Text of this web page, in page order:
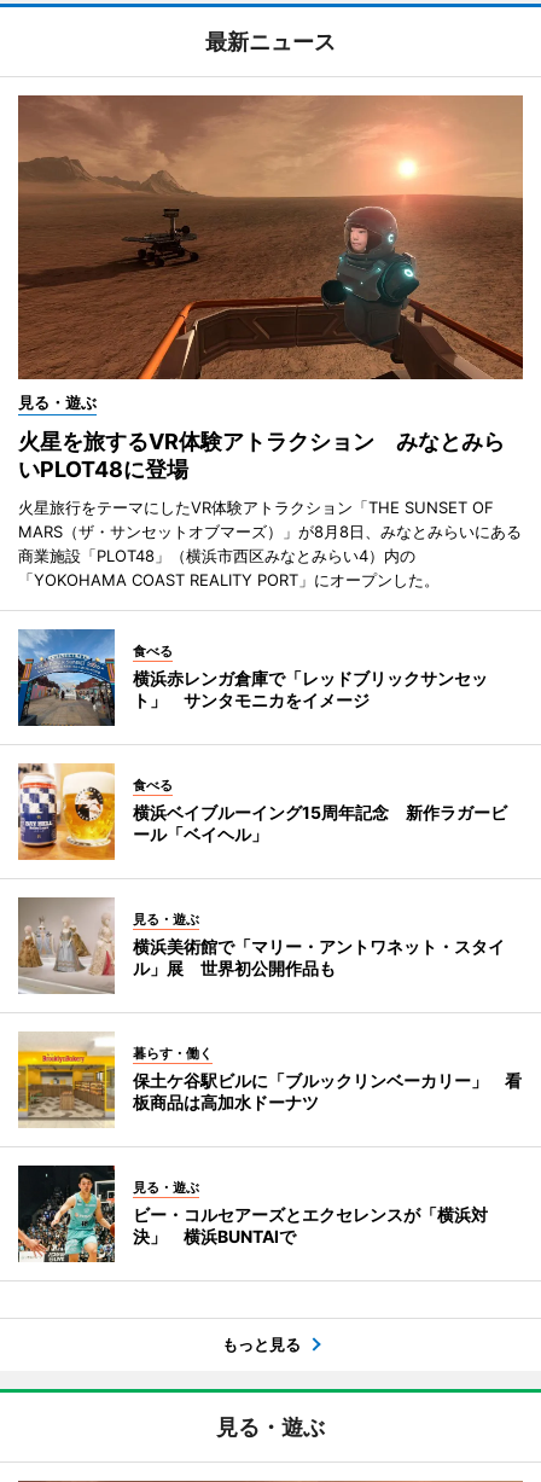
最新ニュース
見る・遊ぶ
火星を旅するVR体験アトラクション みなとみら
いPLOT48に登場
火星旅行をテーマにしたVR体験アトラクション「THE SUNSET OF
MARS（ザ・サンセットオブマーズ）」が8月8日、みなとみらいにある
商業施設「PLOT48」（横浜市西区みなとみらい4）内の
「YOKOHAMA COAST REALITY PORT」にオープンした。
食べる
横浜赤レンガ倉庫で「レッドブリックサンセッ
ト」 サンタモニカをイメージ
食べる
横浜ベイブルーイング15周年記念 新作ラガービ
ール「ベイヘル」
見る・遊ぶ
横浜美術館で「マリー・アントワネット・スタイ
ル」展 世界初公開作品も
暮らす・働く
保土ケ谷駅ビルに「ブルックリンベーカリー」 看
板商品は高加水ドーナツ
見る・遊ぶ
ビー・コルセアーズとエクセレンスが「横浜対
決」 横浜BUNTAIで
もっと見る
見る・遊ぶ